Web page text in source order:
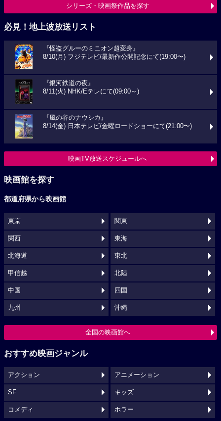
シリーズ・映画祭作品を探す
必見！地上波放送リスト
『怪盗グルーのミニオン超変身』
8/10(月) フジテレビ/最新作公開記念にて(19:00〜)
『銀河鉄道の夜』
8/11(火) NHK/Eテレにて(09:00～)
『風の谷のナウシカ』
8/14(金) 日本テレビ/金曜ロードショーにて(21:00〜)
映画TV放送スケジュールへ
映画館を探す
都道府県から映画館
東京 関東
関西 東海
北海道 東北
甲信越 北陸
中国 四国
九州 沖縄
全国の映画館へ
おすすめ映画ジャンル
アクション アニメーション
SF キッズ
コメディ ホラー